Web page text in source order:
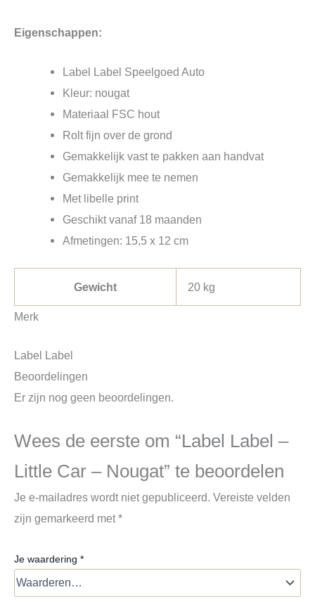
Eigenschappen:
Label Label Speelgoed Auto
Kleur: nougat
Materiaal FSC hout
Rolt fijn over de grond
Gemakkelijk vast te pakken aan handvat
Gemakkelijk mee te nemen
Met libelle print
Geschikt vanaf 18 maanden
Afmetingen: 15,5 x 12 cm
Gewicht 20 kg
Merk
Label Label
Beoordelingen
Er zijn nog geen beoordelingen.
Wees de eerste om “Label Label –
Little Car – Nougat” te beoordelen
Je e-mailadres wordt niet gepubliceerd. Vereiste velden
zijn gemarkeerd met*
Je waardering *